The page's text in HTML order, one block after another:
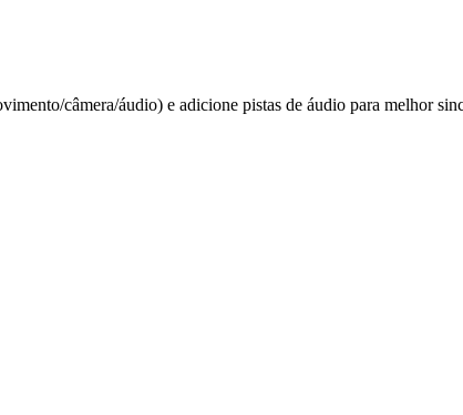
câmera/áudio) e adicione pistas de áudio para melhor